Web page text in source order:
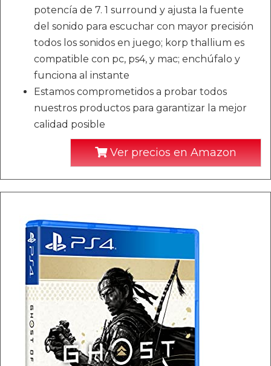
potencía de 7. 1 surround y ajusta la fuente
del sonido para escuchar con mayor precisión
todos los sonidos en juego; korp thallium es
compatible con pc, ps4, y mac; enchúfalo y
funciona al instante
Estamos comprometidos a probar todos
nuestros productos para garantizar la mejor
calidad posible
Ver precios en Amazon